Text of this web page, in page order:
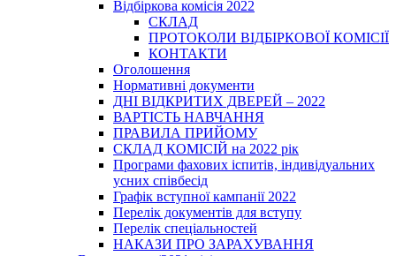
Відбіркова комісія 2022
СКЛАД
ПРОТОКОЛИ ВІДБІРКОВОЇ КОМІСІЇ
КОНТАКТИ
Оголошення
Нормативні документи
ДНІ ВІДКРИТИХ ДВЕРЕЙ – 2022
ВАРТІСТЬ НАВЧАННЯ
ПРАВИЛА ПРИЙОМУ
СКЛАД КОМІСІЙ на 2022 рік
Програми фахових іспитів, індивідуальних
усних співбесід
Графік вступної кампанії 2022
Перелік документів для вступу
Перелік спеціальностей
НАКАЗИ ПРО ЗАРАХУВАННЯ